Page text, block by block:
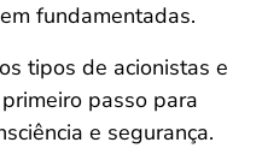
fundamentadas.
tipos de acionistas e
passo para
e segurança.